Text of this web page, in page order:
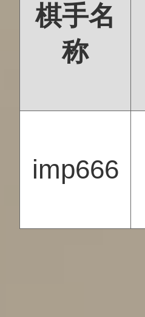
棋手名
称
imp666